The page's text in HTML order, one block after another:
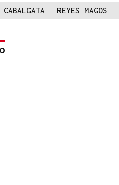
CABALGATA REYES MAGOS